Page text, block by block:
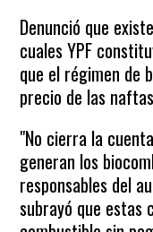
Denunció que
cuales YPF
que el régimen de
precio de las
"No cierra la
generan los
responsables del
subrayó que estas